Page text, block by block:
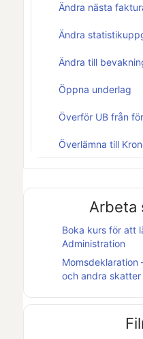
Ändra nästa
Ändra
Ändra till
Öppna underlag
Överför UB från
Överlämna till
Arbeta
Boka kurs för att
Administration
Momsdeklaration
och andra skatter